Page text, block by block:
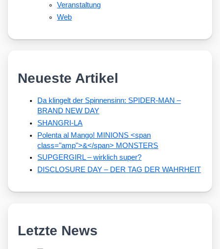
Veranstaltung
Web
Neueste Artikel
Da klingelt der Spinnensinn: SPIDER-MAN –
BRAND NEW DAY
SHANGRI-LA
Polenta al Mango! MINIONS <span
class="amp">&</span> MONSTERS
SUPGERGIRL – wirklich super?
DISCLOSURE DAY – DER TAG DER WAHRHEIT
Letzte News